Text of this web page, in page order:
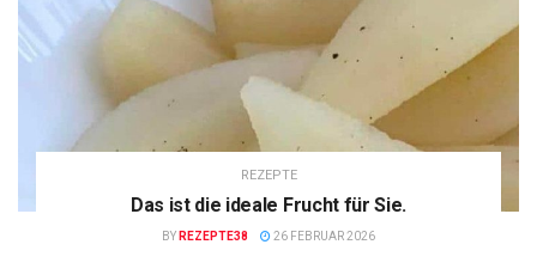
REZEPTE
Das ist die ideale Frucht für Sie.
BY REZEPTE38 26 FEBRUAR 2026